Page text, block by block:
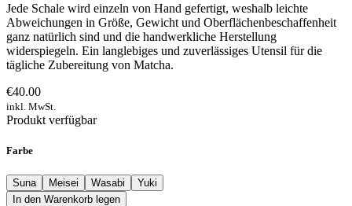
Jede Schale wird einzeln von Hand gefertigt, weshalb leichte
Abweichungen in Größe, Gewicht und Oberflächenbeschaffenheit
ganz natürlich sind und die handwerkliche Herstellung
widerspiegeln. Ein langlebiges und zuverlässiges Utensil für die
tägliche Zubereitung von Matcha.
€40.00
inkl. MwSt.
Produkt verfügbar
Farbe
Suna Meisei Wasabi
Yuki
In den Warenkorb legen